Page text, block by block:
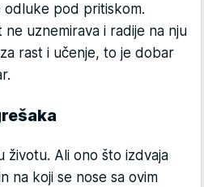
odluke pod pritiskom.
ne uznemirava i radije na nju
rast i učenje, to je dobar
životu. Ali ono što izdvaja
na koji se nose sa ovim